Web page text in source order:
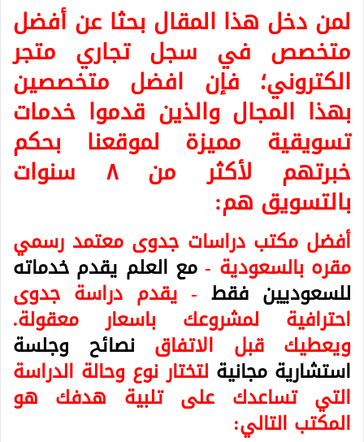
لمن دخل هذا المقال بحثا عن أفضل
متخصص في سجل تجاري متجر
الكتروني؛ فإن افضل متخصصين
بهذا المجال والذين قدموا خدمات
تسويقية مميزة لموقعنا بحكم
خبرتهم لأكثر من ٨ سنوات
بالتسويق هم:
أفضل مكتب دراسات جدوى معتمد رسمي
مقره بالسعودية - مع العلم يقدم خدماته
للسعوديين فقط- يقدم دراسة جدوى
احترافية لمشروعك باسعار معقولة.
ويعطيك قبل الاتفاق نصائح وجلسة
استشارية مجانية لتختار نوع وحالة الدراسة
التي تساعدك على تلبية هدفك هو
المكتب التالي: